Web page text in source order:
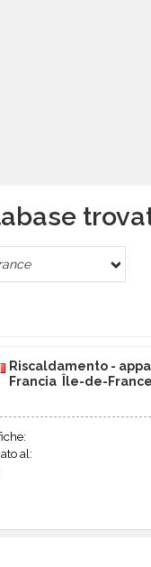
Riscaldamento -
Francia Île-de-France
al: